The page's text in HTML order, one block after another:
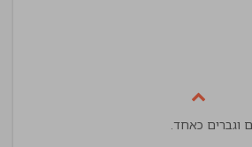
וגברים כאחד.